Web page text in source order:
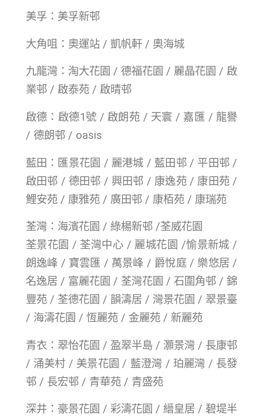
美孚：美孚新邨
大角咀：奧運站 / 凱帆軒 / 奧海城
九龍灣：淘大花園 / 德福花園 / 麗晶花園 / 啟
業邨 / 啟泰苑 / 啟晴邨
啟德：啟德1號 / 啟朗苑 / 天寰 / 嘉匯 / 龍譽
/ 德朗邨 / oasis
藍田：匯景花園 / 麗港城 / 藍田邨 / 平田邨 /
啟田邨 / 德田邨 / 興田邨 / 康逸苑 / 康田苑 /
鯉安苑 / 康雅苑 / 廣田邨 / 康栢苑 / 康瑞苑
荃灣：海濱花園 / 綠楊新邨 /荃威花園
荃景花園 / 荃灣中心 / 麗城花園 /愉景新城 /
朗逸峰 / 寶雲匯 / 萬景峰 / 爵悅庭 / 樂悠居 /
名逸居 / 富麗花園 / 荃灣花園 / 石圍角邨 / 錦
豐苑 / 荃德花園 / 韻濤居 / 灣景花園 / 翠景臺
/ 海濤花園 / 恆麗苑 / 金麗苑 / 新麗苑
青衣：翠怡花園 / 盈翠半島 / 灝景灣 / 長康邨
/ 涌美村 / 美景花園 / 藍澄灣 / 珀麗灣 / 長發
邨 / 長宏邨 / 青華苑 / 青盛苑
深井：豪景花園 / 彩濤花園 / 縉皇居 / 碧堤半